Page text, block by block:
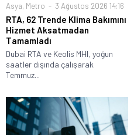
Asya, Metro 3 Ağustos 2026 14:16
RTA, 62 Trende Klima Bakımını
Hizmet Aksatmadan
Tamamladı
Dubai RTA ve Keolis MHI, yoğun
saatler dışında çalışarak
Temmuz...